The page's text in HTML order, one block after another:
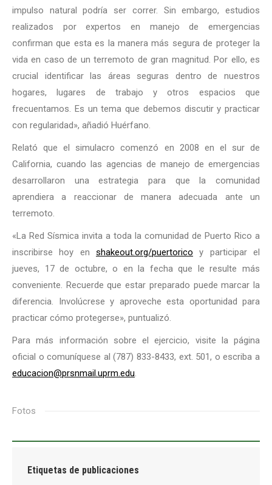
impulso natural podría ser correr. Sin embargo, estudios
realizados por expertos en manejo de emergencias
confirman que esta es la manera más segura de proteger la
vida en caso de un terremoto de gran magnitud. Por ello, es
crucial identificar las áreas seguras dentro de nuestros
hogares, lugares de trabajo y otros espacios que
frecuentamos. Es un tema que debemos discutir y practicar
con regularidad», añadió Huérfano.
Relató que el simulacro comenzó en 2008 en el sur de
California, cuando las agencias de manejo de emergencias
desarrollaron una estrategia para que la comunidad
aprendiera a reaccionar de manera adecuada ante un
terremoto.
«La Red Sísmica invita a toda la comunidad de Puerto Rico a
inscribirse hoy en shakeout.org/puertorico y participar el
jueves, 17 de octubre, o en la fecha que le resulte más
conveniente. Recuerde que estar preparado puede marcar la
diferencia. Involúcrese y aproveche esta oportunidad para
practicar cómo protegerse», puntualizó.
Para más información sobre el ejercicio, visite la página
oficial o comuníquese al (787) 833-8433, ext. 501, o escriba a
educacion@prsnmail.uprm.edu.
Fotos
Etiquetas de publicaciones